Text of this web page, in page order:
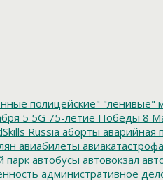
полицейские" "ленивые"
5 5G 75-летие Победы 8
Russia аборты аварийная
авиабилеты авиакатастрофа
парк автобусы автовокзал
административное